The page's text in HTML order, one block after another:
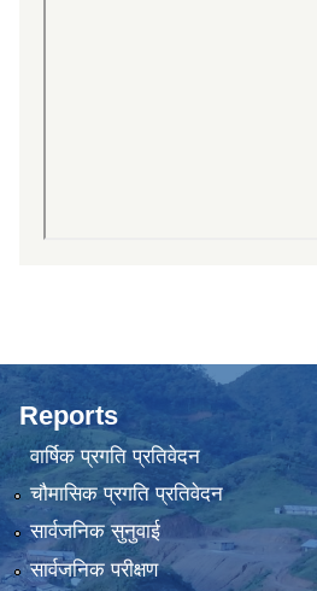
Reports
वार्षिक प्रगति प्रतिवेदन
चौमासिक प्रगति प्रतिवेदन
सार्वजनिक सुनुवाई
सार्वजनिक परीक्षण